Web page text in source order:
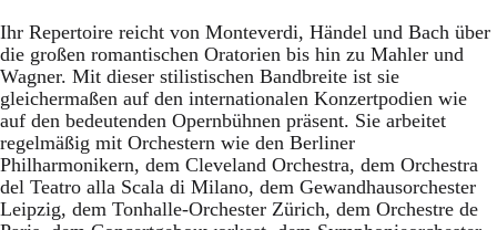
Ihr Repertoire reicht von Monteverdi, Händel und Bach über
die großen romantischen Oratorien bis hin zu Mahler und
Wagner. Mit dieser stilistischen Bandbreite ist sie
gleichermaßen auf den internationalen Konzertpodien wie
auf den bedeutenden Opernbühnen präsent. Sie arbeitet
regelmäßig mit Orchestern wie den Berliner
Philharmonikern, dem Cleveland Orchestra, dem Orchestra
del Teatro alla Scala di Milano, dem Gewandhausorchester
Leipzig, dem Tonhalle-Orchester Zürich, dem Orchestre de